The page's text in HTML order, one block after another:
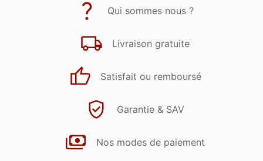
Qui sommes nous ?
Livraison gratuite
Satisfait ou remboursé
Garantie & SAV
Nos modes de paiement